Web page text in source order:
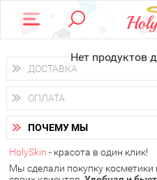
Нет продуктов
ДОСТАВКА
Доставка осуществляетсяпо
Вы можете выбрать доставку
получить заказ в пунктах
самовывоза.
В 20 городах России доставка
следующий день.
у Вас всегда есть
ОПЛАТА
Вы можете оплатить свой
наличными деньгами (
через интернет-банк
электронными способами.
ПОЧЕМУ МЫ
HolySkin - красота в один клик!
Мы сделали покупку